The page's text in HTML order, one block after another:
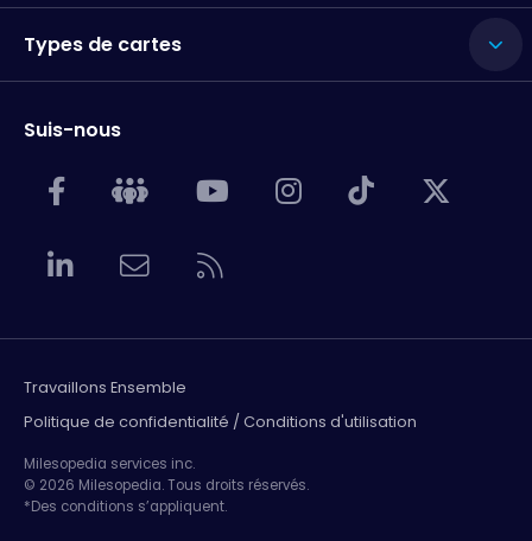
Types de cartes
Suis-nous
Travaillons Ensemble
Politique de confidentialité / Conditions d'utilisation
Milesopedia services inc.
© 2026 Milesopedia. Tous droits réservés.
*Des conditions s’appliquent.